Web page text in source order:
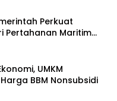
Perkuat
Pertahanan Maritim
UMKM
BBM Nonsubsidi